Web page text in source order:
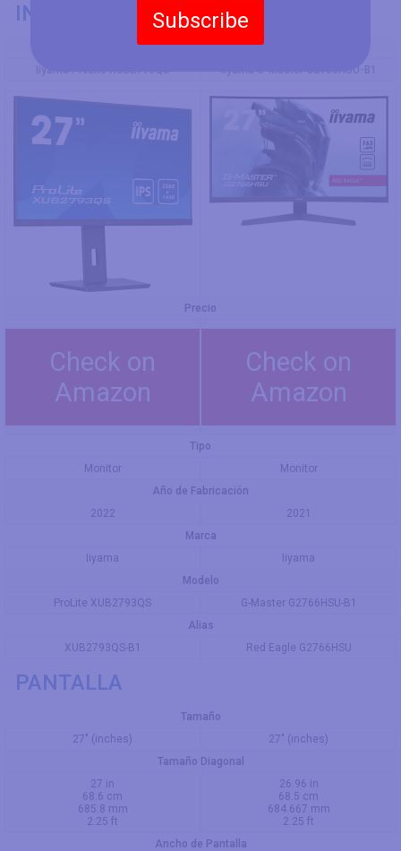
Subscribe
INFORMACIÓN GENERAL
Modelo
Precio
Check on
Amazon
Check on
Amazon
Tipo
Monitor
Monitor
Año de Fabricación
2022
2021
Marca
Iiyama
Iiyama
Modelo
ProLite XUB2793QS
G-Master G2766HSU-B1
Alias
XUB2793QS-B1
Red Eagle G2766HSU
PANTALLA
Tamaño
27" (inches)
27" (inches)
Tamaño Diagonal
27 in
68.6 cm
685.8 mm
2.25 ft
26.96 in
68.5 cm
684.667 mm
2.25 ft
Ancho de Pantalla